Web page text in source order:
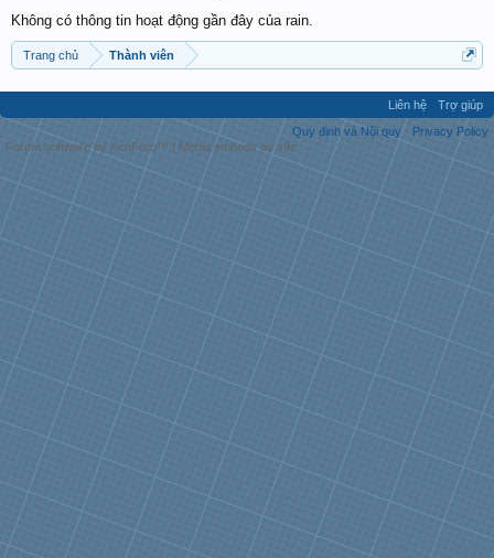
Không có thông tin hoạt động gần đây của rain.
Trang chủ Thành viên
Liên hệ
Trợ giúp
Quy định và Nội quy
Privacy Policy
Forum software by XenForo™ | Media embeds by s9e